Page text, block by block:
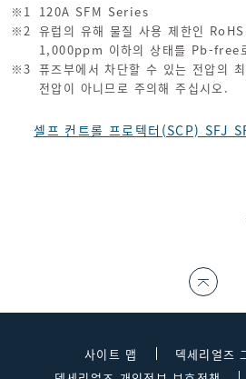
※1 120A SFM Series
※2 유럽의 유해 물질 사용 제한인
1,000ppm 이하의 상태를 Pb-free
※3 퓨즈부에서 차단할 수 있는 전압의
전압이 아니므로 주의해 주십시오.
셀프 컨트롤 프로텍터(SCP) SFJ
사이트 맵
덱세리얼즈